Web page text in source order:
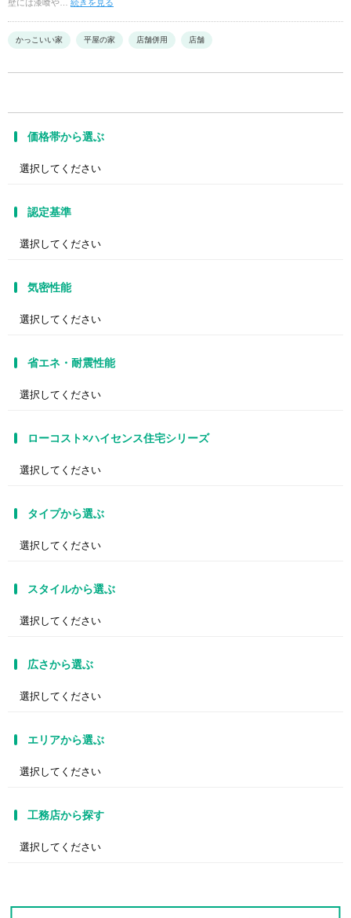
壁には漆喰や… 続きを見る
かっこいい家 平屋の家 店舗併用 店舗
価格帯から選ぶ
認定基準
気密性能
省エネ・耐震性能
ローコスト×ハイセンス住宅シリーズ
タイプから選ぶ
スタイルから選ぶ
広さから選ぶ
エリアから選ぶ
工務店から探す